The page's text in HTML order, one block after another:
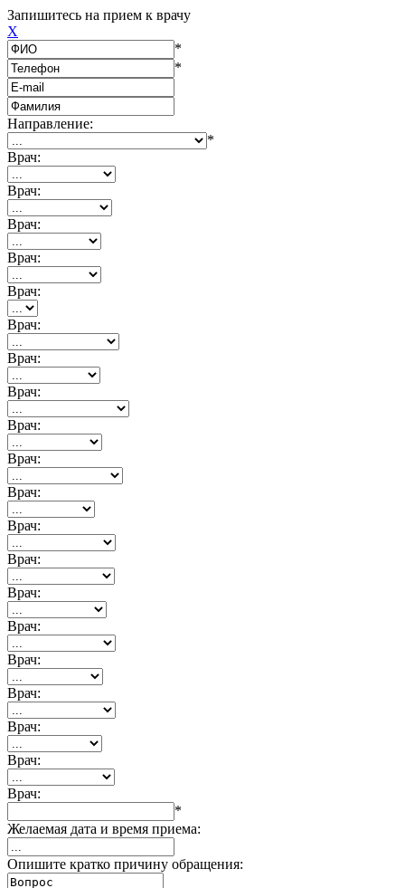
Запишитесь на прием к врачу
X
*
*
Направление:
*
Врач:
Врач:
Врач:
Врач:
Врач:
Врач:
Врач:
Врач:
Врач:
Врач:
Врач:
Врач:
Врач:
Врач:
Врач:
Врач:
Врач:
Врач:
Врач:
Врач:
*
Желаемая дата и время приема:
Опишите кратко причину обращения: